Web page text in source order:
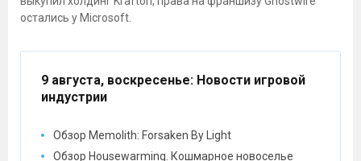
остались у Microsoft.
9 августа, воскресенье: Новости игровой
индустрии
Обзор Memolith: Forsaken By Light
Обзор Housewarming. Кошмарное новоселье